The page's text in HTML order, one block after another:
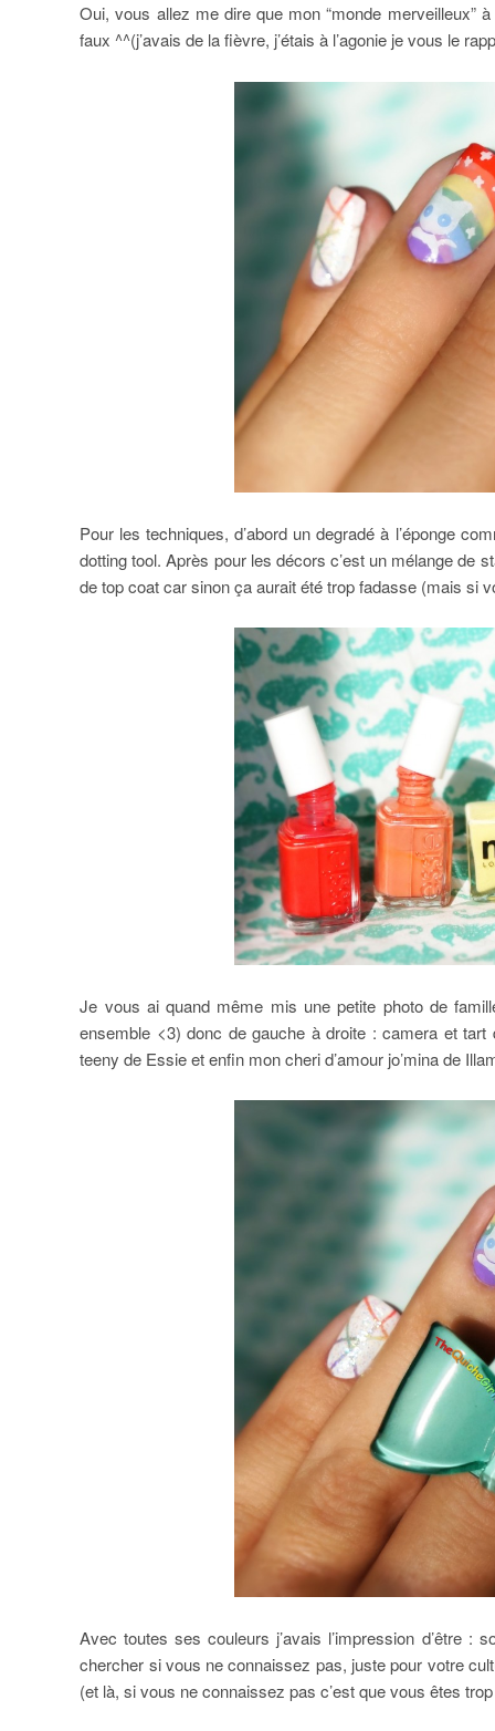
Oui, vous allez me dire que mon “monde merveilleux”
faux ^^(j’avais de la fièvre, j’étais à l’agonie je vous le
Pour les techniques, d’abord un degradé à l’éponge
dotting tool. Après pour les décors c’est un mélange de
de top coat car sinon ça aurait été trop fadasse (mais si
Je vous ai quand même mis une petite photo de
ensemble <3) donc de gauche à droite : camera et
teeny de Essie et enfin mon cheri d’amour jo’mina de
Avec toutes ses couleurs j’avais l’impression d’être
chercher si vous ne connaissez pas, juste pour votre
(et là, si vous ne connaissez pas c’est que vous êtes